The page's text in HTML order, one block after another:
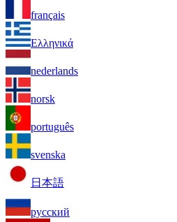
français
Ελληνικά
nederlands
norsk
português
svenska
日本語
русский